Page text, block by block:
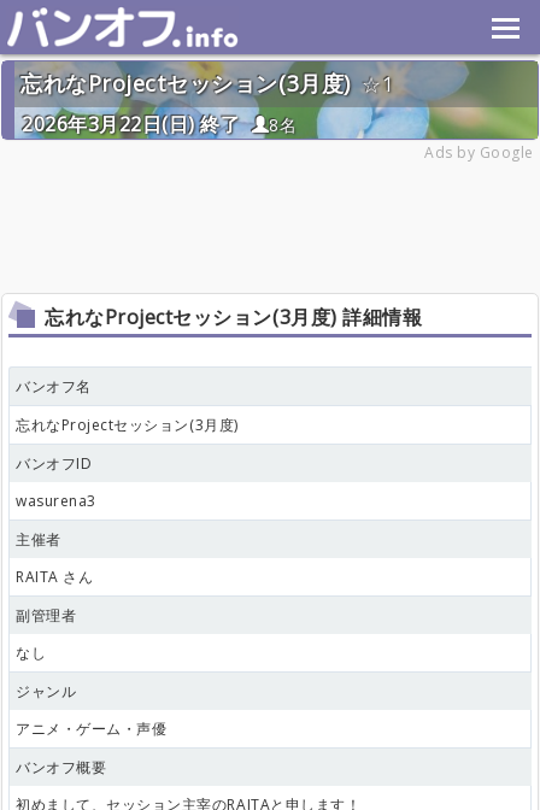
忘れなProjectセッション(3月度)
1
2026年3月22日(日) 終了
8名
Ads by Google
忘れなProjectセッション(3月度) 詳細情報
バンオフ名
忘れなProjectセッション(3月度)
バンオフID
wasurena3
主催者
RAITA さん
副管理者
なし
ジャンル
アニメ・ゲーム・声優
バンオフ概要
初めまして、セッション主宰のRAITAと申します！